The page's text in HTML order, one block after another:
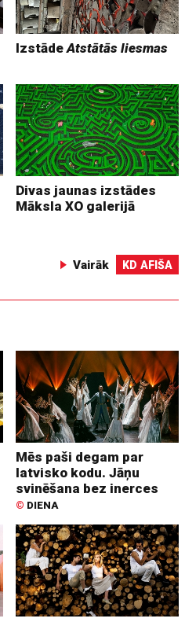
IzstādeAtstātās liesmas
Divas jaunas izstādes
Māksla XO galerijā
Vairāk KD AFIŠA
Mēs paši degam par
latvisko kodu. Jāņu
svinēšana bez inerces
© DIENA